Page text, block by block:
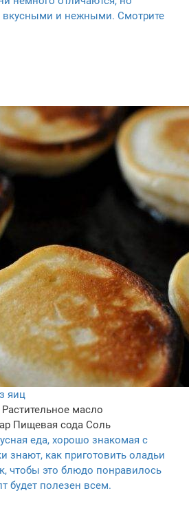
вкусными и нежными. Смотрите
яиц
Растительное масло
Пищевая сода Соль
еда, хорошо знакомая с
знают, как приготовить оладьи
чтобы это блюдо понравилось
будет полезен всем.